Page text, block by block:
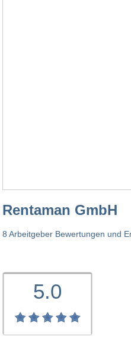
Rentaman GmbH
8 Arbeitgeber Bewertungen und
5.0